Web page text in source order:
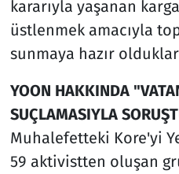
kararıyla yaşanan
üstlenmek amacıyla
sunmaya hazır
YOON HAKKINDA
SUÇLAMASIYLA
Muhalefetteki Kore'yi
59 aktivistten oluşan